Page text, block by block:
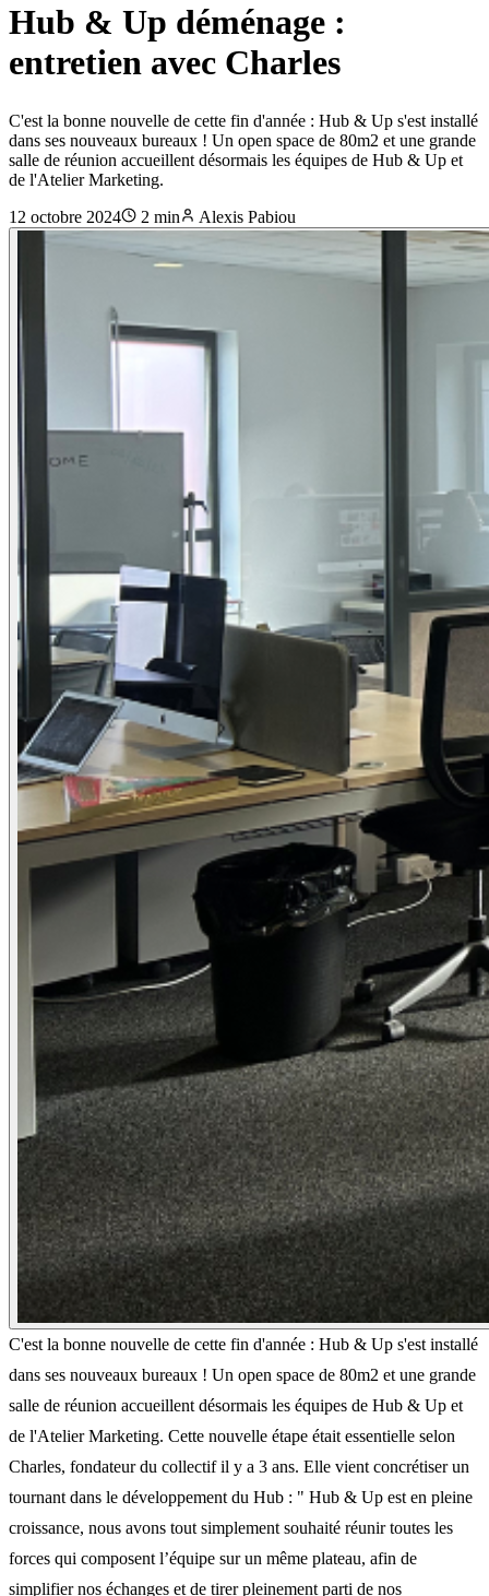
Hub & Up déménage :
entretien avec Charles
C'est la bonne nouvelle de cette fin d'année : Hub & Up s'est installé
dans ses nouveaux bureaux ! Un open space de 80m2 et une grande
salle de réunion accueillent désormais les équipes de Hub & Up et
de l'Atelier Marketing.
12 octobre 2024
2 min Alexis Pabiou
C'est la bonne nouvelle de cette fin d'année : Hub & Up s'est installé
dans ses nouveaux bureaux ! Un open space de 80m2 et une grande
salle de réunion accueillent désormais les équipes de Hub & Up et
de l'Atelier Marketing. Cette nouvelle étape était essentielle selon
Charles, fondateur du collectif il y a 3 ans. Elle vient concrétiser un
tournant dans le développement du Hub : " Hub & Up est en pleine
croissance, nous avons tout simplement souhaité réunir toutes les
forces qui composent l’équipe sur un même plateau, afin de
simplifier nos échanges et de tirer pleinement parti de nos